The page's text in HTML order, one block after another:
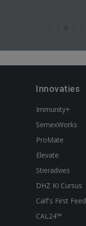
Innovaties
Immunity+
SemexWorks
ProMate
Elevate
Stieradvies
DHZ KI Cursus
Calf's First Feed
CAL24™